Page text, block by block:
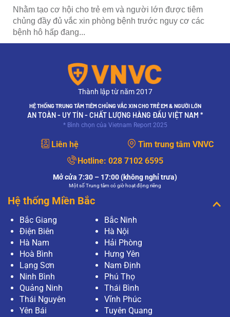
Nhằm tạo cơ hội cho trẻ em và người lớn được tiêm
chủng đầy đủ vắc xin phòng bệnh trước nguy cơ các
bệnh hô hấp đang...
Thành lập từ năm 2017
HỆ THỐNG TRUNG TÂM TIÊM CHỦNG VẮC XIN CHO TRẺ EM & NGƯỜI LỚN
AN TOÀN - UY TÍN - CHẤT LƯỢNG HÀNG ĐẦU VIỆT NAM *
* Bình chọn của Vietnam Report 2025
Liên hệ
Tìm trung tâm VNVC
Hotline: 028 7102 6595
Mở cửa 7:30 – 17:00 (không nghỉ trưa)
Một số Trung tâm có giờ hoạt động riêng
Hệ thống Miền Bắc
Bắc Giang
Bắc Ninh
Điện Biên
Hà Nội
Hà Nam
Hải Phòng
Hoà Bình
Hưng Yên
Lạng Sơn
Nam Định
Ninh Bình
Phú Thọ
Quảng Ninh
Thái Bình
Thái Nguyên
Vĩnh Phúc
Yên Bái
Tuyên Quang